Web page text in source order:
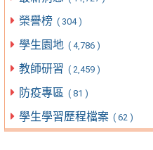
榮譽榜 ( 304 )
學生園地 ( 4,786 )
教師研習 ( 2,459 )
防疫專區 ( 81 )
學生學習歷程檔案 ( 62 )